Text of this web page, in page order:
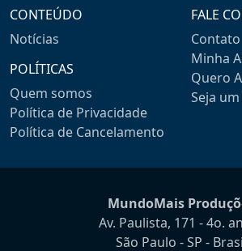
CONTEÚDO
Notícias
POLÍTICAS
Quem somos
Política de Privacidade
Política de Cancelamento
FALE
Contato
Minha
Quero
Seja
MundoMais
Av. Paulista, 171 - 4o.
São Paulo - SP -